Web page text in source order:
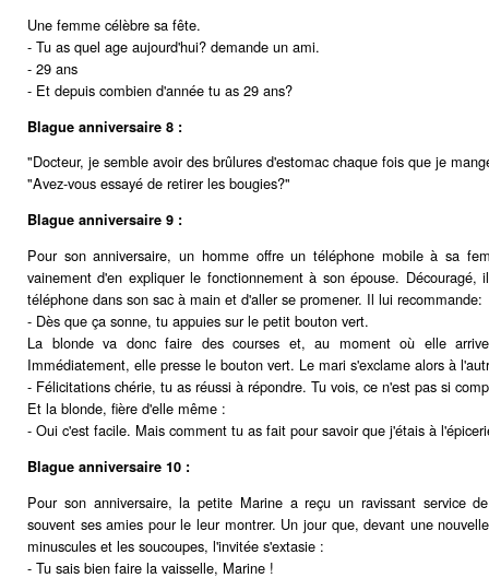
Une femme célèbre sa fête.
- Tu as quel age aujourd'hui? demande un ami.
- 29 ans
- Et depuis combien d'année tu as 29 ans?
Blague anniversaire 8 :
"Docteur, je semble avoir des brûlures d'estomac chaque fois que je
"Avez-vous essayé de retirer les bougies?"
Blague anniversaire 9 :
Pour son anniversaire, un homme offre un téléphone mobile à sa
vainement d'en expliquer le fonctionnement à son épouse.
téléphone dans son sac à main et d'aller se promener. Il lui recommande:
- Dès que ça sonne, tu appuies sur le petit bouton vert.
La blonde va donc faire des courses et, au moment où elle
Immédiatement, elle presse le bouton vert. Le mari s'exclame alors à
- Félicitations chérie, tu as réussi à répondre. Tu vois, ce n'est pas si
Et la blonde, fière d'elle même :
- Oui c'est facile. Mais comment tu as fait pour savoir que j'étais à
Blague anniversaire 10 :
Pour son anniversaire, la petite Marine a reçu un ravissant service
souvent ses amies pour le leur montrer. Un jour que, devant une
minuscules et les soucoupes, l'invitée s'extasie :
- Tu sais bien faire la vaisselle, Marine !